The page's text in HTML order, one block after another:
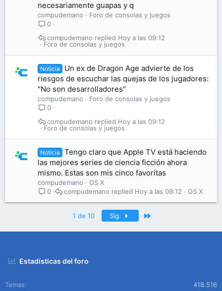
necesariamente guapas y q
compudemano
Foro de consolas y juegos
0
Foro de consolas y juegos
Hoy a las 09:12
compudemano
Noticia
Un ex de Dragon Age advierte de los
riesgos de escuchar las quejas de los jugadores:
"No son desarrolladores"
compudemano
Foro de consolas y juegos
0
Foro de consolas y juegos
Hoy a las 09:12
compudemano
Noticia
Tengo claro que Apple TV está haciendo
las mejores series de ciencia ficción ahora
mismo. Estas son mis cinco favoritas
compudemano
OS X
0
OS X
Hoy a las 09:12
compudemano
1 de 10 Sig.
Estadísticas del foro
Temas
418.516